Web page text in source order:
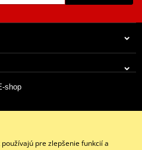
shop
9:00-13:00 | Ne: Zatvorené
pre zlepšenie funkcií a